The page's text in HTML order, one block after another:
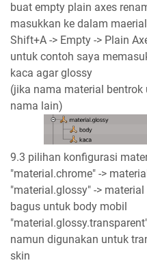
buat empty plain axes
masukkan ke dalam
Shift+A -> Empty -> Plain
untuk contoh saya
kaca agar glossy
(jika nama material
nama lain)
9.3 pilihan konfigurasi
"material.chrome" ->
"material.glossy" ->
bagus untuk body mobil
namun digunakan untuk
skin